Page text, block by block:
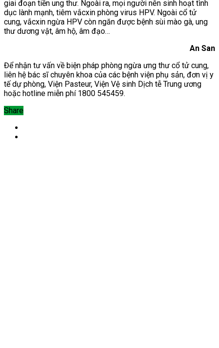
giai đoạn tiền ung thư. Ngoài ra, mọi người nên sinh hoạt tình
dục lành mạnh, tiêm vắcxin phòng virus HPV. Ngoài cổ tử
cung, vắcxin ngừa HPV còn ngăn được bệnh sùi mào gà, ung
thư dương vật, âm hộ, âm đạo…
An San
Để nhận tư vấn về biện pháp phòng ngừa ưng thư cổ tử cung,
liên hệ bác sĩ chuyên khoa của các bệnh viện phụ sản, đơn vị y
tế dự phòng, Viện Pasteur, Viện Vệ sinh Dịch tễ Trung ương
hoặc hotline miễn phí 1800 545459.
Share